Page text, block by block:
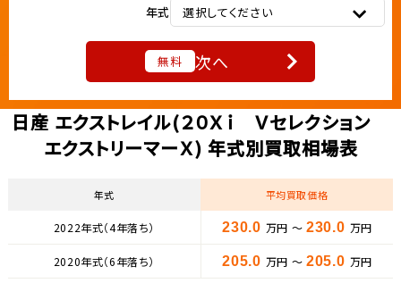
年式
選択してください
無料 次へ
日産 エクストレイル(２０Ｘｉ Ｖセレクション
エクストリーマーＸ) 年式別買取相場表
年式 平均買取価格
2022年式（4年落ち） 230.0 万円 ～ 230.0 万円
2020年式（6年落ち） 205.0 万円 ～ 205.0 万円